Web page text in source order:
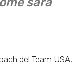
del Team USA,